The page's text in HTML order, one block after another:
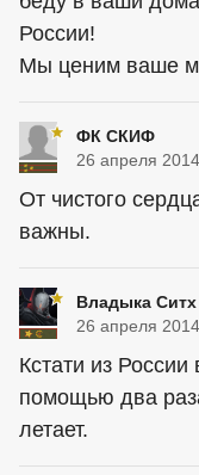
России!
Мы ценим ваше
ФК СКИФ
26 апреля
От чистого
важны.
Владыка Ситх
26 апреля
Кстати из
помощью два
летает.